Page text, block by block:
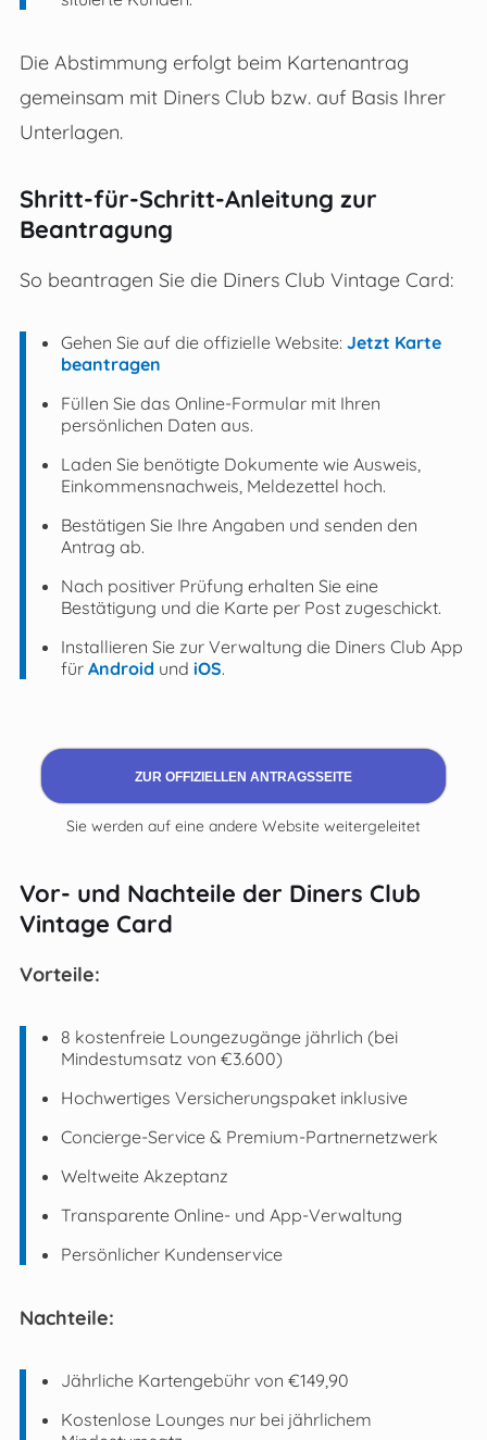
Die Abstimmung erfolgt beim Kartenantrag
gemeinsam mit Diners Club bzw. auf Basis Ihrer
Unterlagen.
Shritt-für-Schritt-Anleitung zur
Beantragung
So beantragen Sie die Diners Club Vintage Card:
Gehen Sie auf die offizielle Website: Jetzt Karte
beantragen
Füllen Sie das Online-Formular mit Ihren
persönlichen Daten aus.
Laden Sie benötigte Dokumente wie Ausweis,
Einkommensnachweis, Meldezettel hoch.
Bestätigen Sie Ihre Angaben und senden den
Antrag ab.
Nach positiver Prüfung erhalten Sie eine
Bestätigung und die Karte per Post zugeschickt.
Installieren Sie zur Verwaltung die Diners Club App
für Android und iOS.
ZUR OFFIZIELLEN ANTRAGSSEITE
Sie werden auf eine andere Website weitergeleitet
Vor- und Nachteile der Diners Club
Vintage Card
Vorteile:
8 kostenfreie Loungezugänge jährlich (bei
Mindestumsatz von €3.600)
Hochwertiges Versicherungspaket inklusive
Concierge-Service & Premium-Partnernetzwerk
Weltweite Akzeptanz
Transparente Online- und App-Verwaltung
Persönlicher Kundenservice
Nachteile:
Jährliche Kartengebühr von €149,90
Kostenlose Lounges nur bei jährlichem